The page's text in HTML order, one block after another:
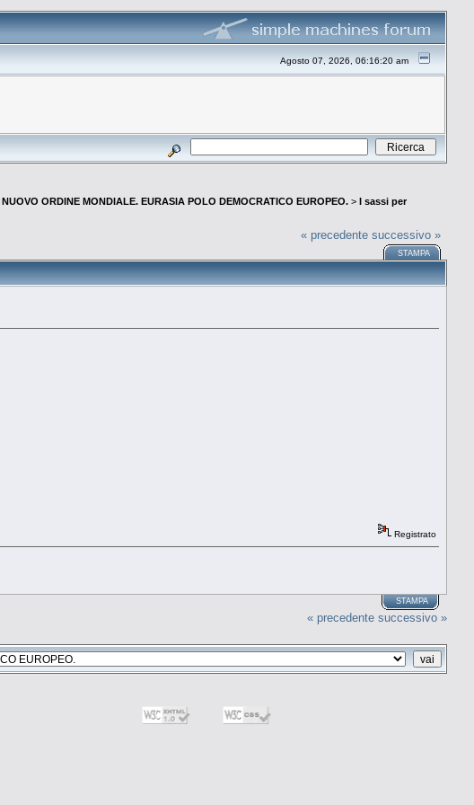
Agosto 07, 2026, 06:16:20 am
NUOVO ORDINE MONDIALE. EURASIA POLO DEMOCRATICO EUROPEO. >
I sassi per
« precedente successivo »
STAMPA
Registrato
STAMPA
« precedente successivo »